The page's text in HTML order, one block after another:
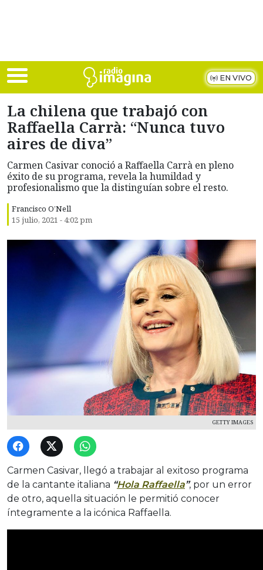
EN VIVO
La chilena que trabajó con
Raffaella Carrà: “Nunca tuvo
aires de diva”
Carmen Casivar conoció a Raffaella Carrà en pleno
éxito de su programa, revela la humildad y
profesionalismo que la distinguían sobre el resto.
Francisco O’Nell
15 julio, 2021 - 4:02 pm
GETTY IMAGES
Carmen Casivar, llegó a trabajar al exitoso programa
de la cantante italiana “Hola Raffaella”, por un error
de otro, aquella situación le permitió conocer
íntegramente a la icónica Raffaella.